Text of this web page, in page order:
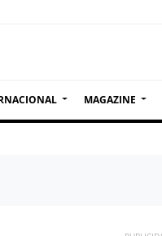
MAGAZINE